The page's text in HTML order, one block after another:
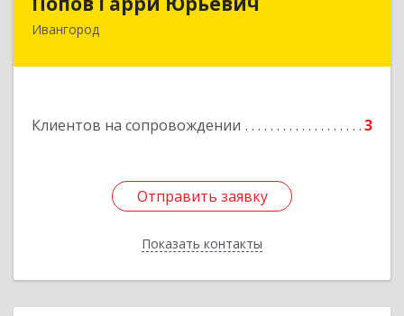
Ивангород
Клиентов на сопровождении 3
Отправить заявку
Показать контакты
Отправить заявку
Назад